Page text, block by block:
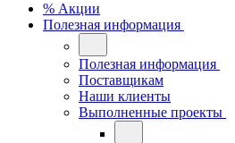
% Акции
Полезная информация
Полезная информация
Поставщикам
Наши клиенты
Выполненные проекты